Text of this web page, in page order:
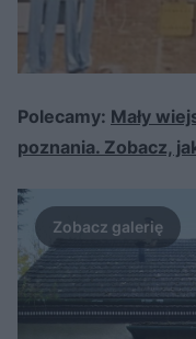
Polecamy: Mały
poznania. Zobacz,